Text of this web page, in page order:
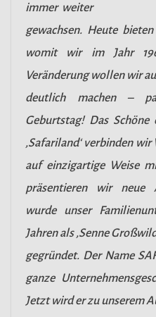
immer weiter
gewachsen. Heute
womit wir im Jahr
Veränderung wollen wir
deutlich machen –
Geburtstag! Das
‚Safariland‘ verbinden
auf einzigartige Weise
präsentieren wir neue
wurde unser
Jahren als ‚Senne
gegründet. Der Name
ganze
Jetzt wird er zu unserem